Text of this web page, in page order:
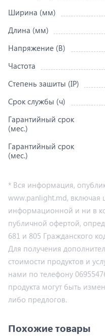
Ширина (мм)
Длина (мм)
Напряжение (В)
Частота
Степень зашиты (IP)
Срок службы (ч)
Гарантийный срок
(мес.)
Гарантийный срок
(мес.)
* Вся информация,
www.panlight.md, включая
информационной и ни в
публичной офертой,
681 и 805 Гражданского
Для получения
стоимости продуктов и
нами по телефону
продукта могут быть
либо предлогов.
Похожие товары